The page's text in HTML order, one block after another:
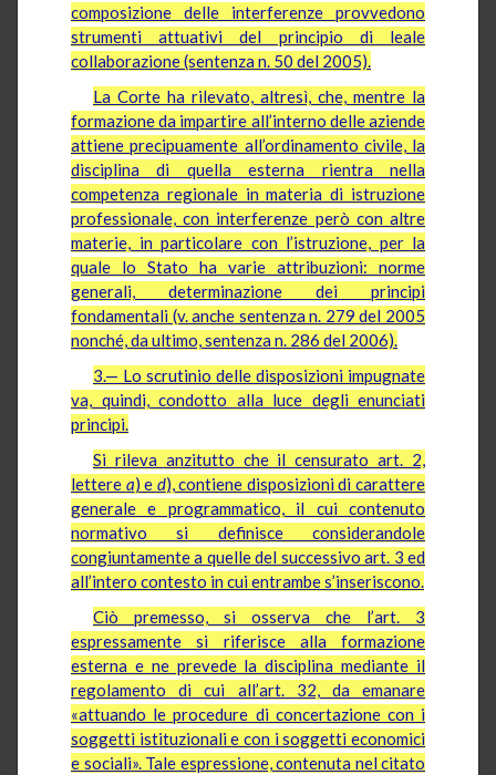
composizione delle interferenze provvedono
strumenti attuativi del principio di leale
collaborazione (sentenza n. 50 del 2005).
La Corte ha rilevato, altresì, che, mentre la
formazione da impartire all’interno delle aziende
attiene precipuamente all’ordinamento civile, la
disciplina di quella esterna rientra nella
competenza regionale in materia di istruzione
professionale, con interferenze però con altre
materie, in particolare con l’istruzione, per la
quale lo Stato ha varie attribuzioni: norme
generali, determinazione dei principi
fondamentali (v. anche sentenza n. 279 del 2005
nonché, da ultimo, sentenza n. 286 del 2006).
3.— Lo scrutinio delle disposizioni impugnate
va, quindi, condotto alla luce degli enunciati
principi.
Si rileva anzitutto che il censurato art. 2,
lettere a) e d), contiene disposizioni di carattere
generale e programmatico, il cui contenuto
normativo si definisce considerandole
congiuntamente a quelle del successivo art. 3 ed
all’intero contesto in cui entrambe s’inseriscono.
Ciò premesso, si osserva che l’art. 3
espressamente si riferisce alla formazione
esterna e ne prevede la disciplina mediante il
regolamento di cui all’art. 32, da emanare
«attuando le procedure di concertazione con i
soggetti istituzionali e con i soggetti economici
e sociali». Tale espressione, contenuta nel citato